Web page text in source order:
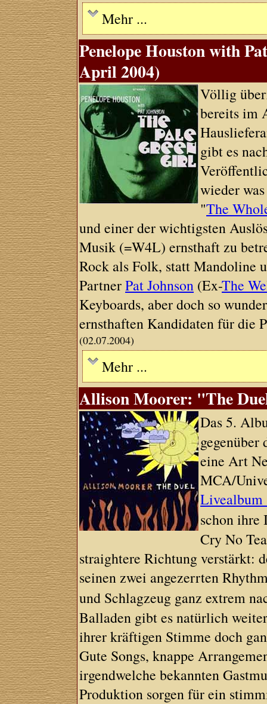
Mehr ...
Penelope Houston with
April 2004)
Völlig
bereits im
gibt es
wieder
"The
und einer der wichtigsten
Musik (=W4L) ernsthaft zu
Rock als Folk, statt Mandoline
PartnerPat Johnson (Ex-The
Keyboards, aber doch so
ernsthaften Kandidaten für die
(02.07.2004)
Mehr ...
Allison Moorer: "The
Das 5.
eine Art
MCA/
Livealbum
schon
Cry No
straightere Richtung verstärkt:
seinen zwei angezerrten
und Schlagzeug ganz extrem
Balladen gibt es natürlich
ihrer kräftigen Stimme doch
Gute Songs, knappe
irgendwelche bekannten
Produktion sorgen für ein